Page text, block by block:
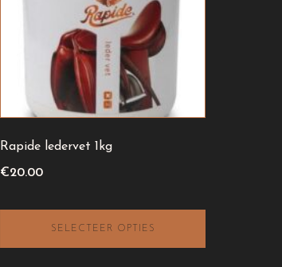
Rapide ledervet 1kg
€20.00
SELECTEER OPTIES